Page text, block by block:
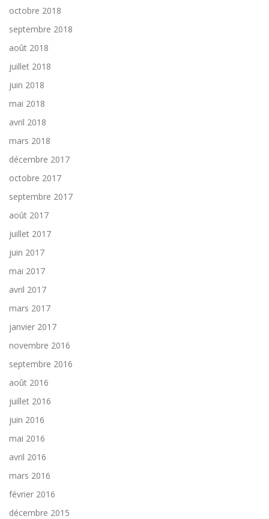
octobre 2018
septembre 2018
août 2018
juillet 2018
juin 2018
mai 2018
avril 2018
mars 2018
décembre 2017
octobre 2017
septembre 2017
août 2017
juillet 2017
juin 2017
mai 2017
avril 2017
mars 2017
janvier 2017
novembre 2016
septembre 2016
août 2016
juillet 2016
juin 2016
mai 2016
avril 2016
mars 2016
février 2016
décembre 2015